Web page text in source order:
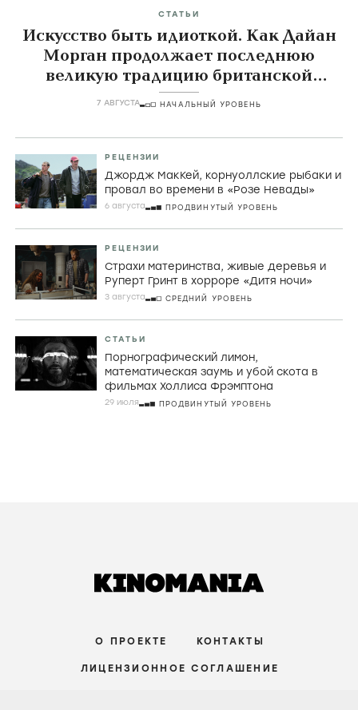
СТАТЬИ
Искусство быть идиоткой. Как Дайан
Морган продолжает последнюю
великую традицию британской
комедии
7 АВГУСТА НАЧАЛЬНЫЙ УРОВЕНЬ
РЕЦЕНЗИИ
Джордж МакКей, корнуоллские рыбаки и
провал во времени в «Розе Невады»
6 августа ПРОДВИНУТЫЙ УРОВЕНЬ
РЕЦЕНЗИИ
Страхи материнства, живые деревья и
Руперт Гринт в хорроре «Дитя ночи»
3 августа СРЕДНИЙ УРОВЕНЬ
СТАТЬИ
Порнографический лимон,
математическая заумь и убой скота в
фильмах Холлиса Фрэмптона
29 июля ПРОДВИНУТЫЙ УРОВЕНЬ
О ПРОЕКТЕ КОНТАКТЫ
ЛИЦЕНЗИОННОЕ СОГЛАШЕНИЕ